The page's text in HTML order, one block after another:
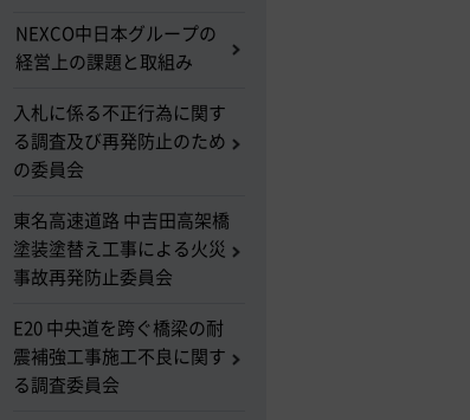
NEXCO中日本グループの
経営上の課題と取組み
入札に係る不正行為に関す
る調査及び再発防止のため
の委員会
東名高速道路 中吉田高架橋
塗装塗替え工事による火災
事故再発防止委員会
E20 中央道を跨ぐ橋梁の耐
震補強工事施工不良に関す
る調査委員会